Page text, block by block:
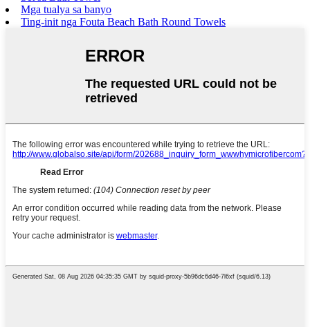
Mga tualya sa banyo
Ting-init nga Fouta Beach Bath Round Towels